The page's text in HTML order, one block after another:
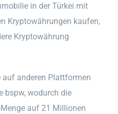
in der Türkei mit
Kryptowährungen kaufen,
Kryptowährung
auf anderen Plattformen
bspw, wodurch die
auf 21 Millionen